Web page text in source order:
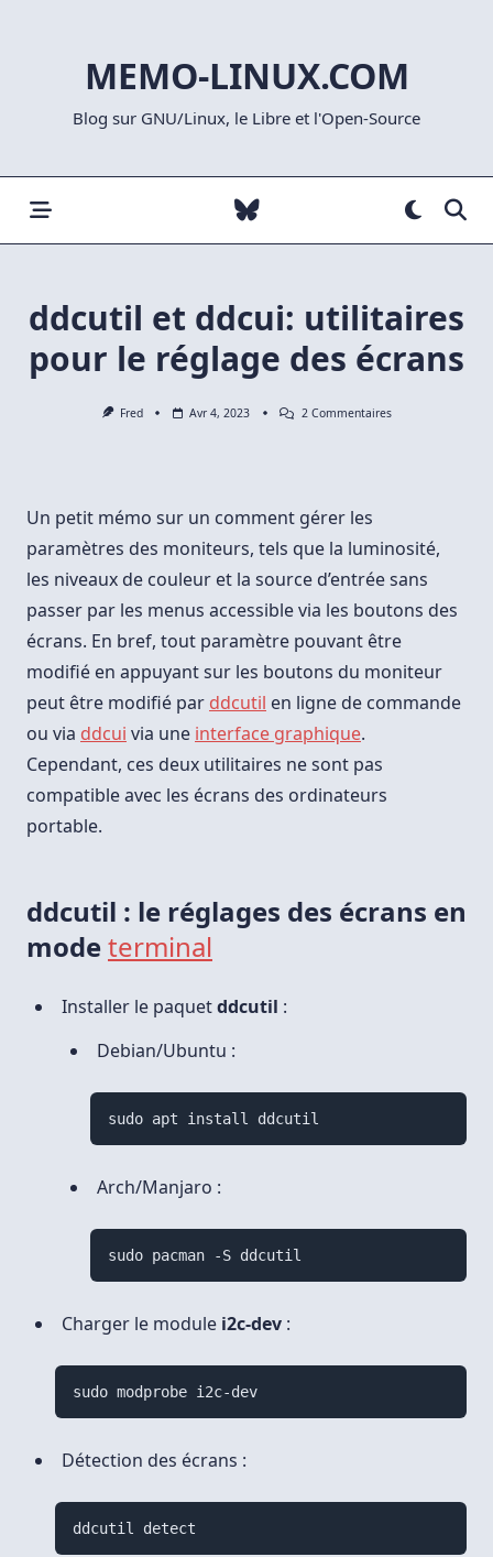
MEMO-LINUX.COM
Blog sur GNU/Linux, le Libre et l'Open-Source
ddcutil et ddcui: utilitaires
pour le réglage des écrans
Fred Avr 4, 2023 2 CommentairesSur
Des
Un petit mémo sur un comment gérer les
paramètres des moniteurs, tels que la luminosité,
les niveaux de couleur et la source d’entrée sans
passer par les menus accessible via les boutons des
écrans. En bref, tout paramètre pouvant être
modifié en appuyant sur les boutons du moniteur
peut être modifié par ddcutil en ligne de commande
ou via ddcui via une interface graphique.
Cependant, ces deux utilitaires ne sont pas
compatible avec les écrans des ordinateurs
portable.
ddcutil : le réglages des écrans en
modeterminal
Installer le paquetddcutil :
Debian/Ubuntu :
sudo apt install ddcutil
Arch/Manjaro :
sudo pacman -S ddcutil
Charger le module i2c-dev :
sudo modprobe i2c-dev
Détection des écrans :
ddcutil detect